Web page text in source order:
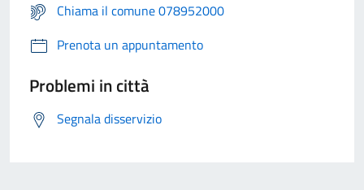
Chiama il comune 078952000
Prenota un appuntamento
Problemi in città
Segnala disservizio